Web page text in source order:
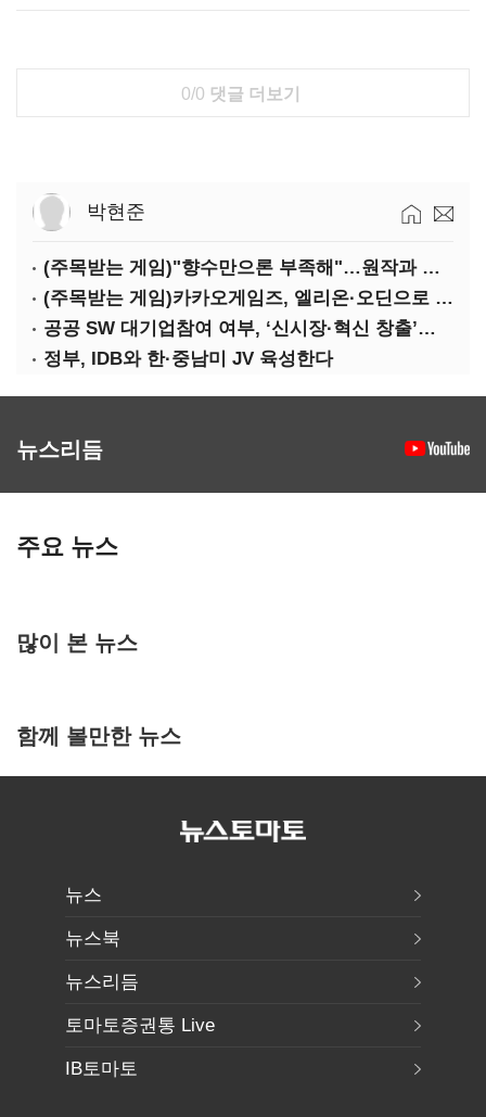
0/0 댓글 더보기
박현준
(주목받는 게임)"향수만으론 부족해"…원작과 차별화 성공한 '리니지M'
(주목받는 게임)카카오게임즈, 엘리온·오딘으로 MMORPG 투트랙 공세
공공 SW 대기업참여 여부, ‘신시장·혁신 창출’도 평가한다
정부, IDB와 한·중남미 JV 육성한다
뉴스리듬
주요 뉴스
많이 본 뉴스
함께 볼만한 뉴스
뉴스
뉴스북
뉴스리듬
토마토증권통 Live
IB토마토